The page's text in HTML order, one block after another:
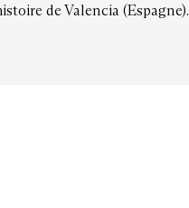
de Valencia (Espagne).